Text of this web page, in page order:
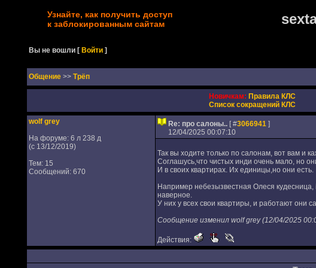
Узнайте, как получить доступ
к заблокированным сайтам
Вы не вошли [Войти ]
Oбщение >> Трёп
Новичкам: Правила КЛС
Список сокращений КЛС
wolf grey
На форуме: 6 л 238 д
(с 13/12/2019)
Тем: 15
Сообщений: 670
Re: про салоны.. [ #3066941]
12/04/2025 00:07:10
Так вы ходите только по салонам, вот вам и
Соглашусь,что чистых инди очень мало, но
И в своих квартирах. Их единицы,но они есть.
Например небезызвестная Олеся
наверное.
У них у всех свои квартиры, и работают они
Сообщение изменил wolf grey (12/04/2025
Действия: